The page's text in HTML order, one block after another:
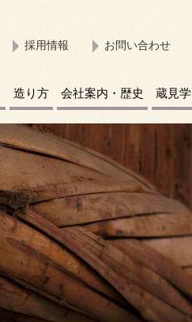
お問い合わせ
採用情報
造り方 会社案内・歴史 蔵見学